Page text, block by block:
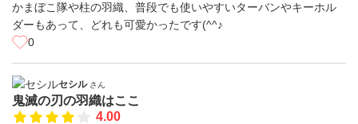
かまぼこ隊や柱の羽織、普段でも使いやすいターバンやキーホル
ダーもあって、どれも可愛かったです(^^♪
0
セシル さん
鬼滅の刃の羽織はここ
4.00